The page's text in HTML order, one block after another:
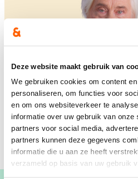
Deze website maakt gebruik van
We gebruiken cookies om content
personaliseren, om functies voor
en om ons websiteverkeer te
informatie over uw gebruik van onze
partners voor social media,
partners kunnen deze gegevens
informatie die u aan ze heeft
verzameld op basis van uw gebruik